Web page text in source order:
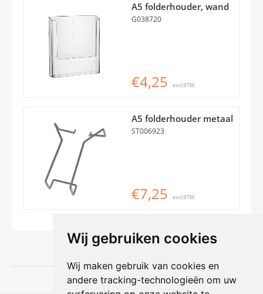
Wij gebruiken cookies
Wij maken gebruik van cookies en
andere tracking-technologieën om uw
A5 folderhouder, wand
G038720
€4,25 excl.BTW
A5 folderhouder metaal
ST006923
€7,25 excl.BTW